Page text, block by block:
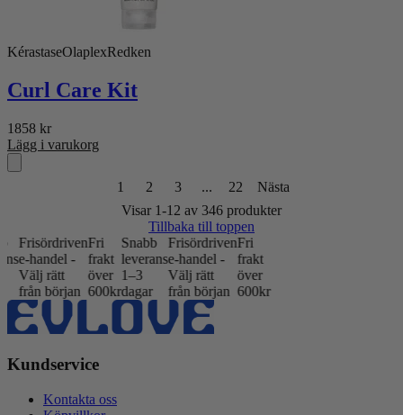
KérastaseOlaplexRedken
Curl Care Kit
1858 kr
Lägg i varukorg
1 2 3 ... 22
Nästa
Visar 1-12 av 346 produkter
Tillbaka till toppen
Fri
frakt
över
600kr
Snabb
leverans
1–3
dagar
Frisördriven
e-handel -
Välj rätt
från början
Fri
frakt
över
600kr
Kundservice
Kontakta oss